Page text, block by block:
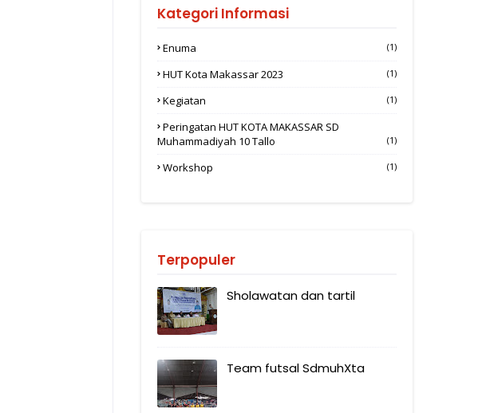
Kategori Informasi
Enuma (1)
HUT Kota Makassar 2023 (1)
Kegiatan (1)
Peringatan HUT KOTA MAKASSAR SD
Muhammadiyah 10 Tallo
(1)
Workshop (1)
Terpopuler
Sholawatan dan tartil
Team futsal SdmuhXta